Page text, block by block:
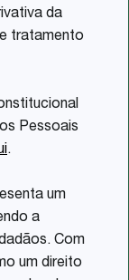
da
tratamento
Pessoais
.
um
a
Com
um direito